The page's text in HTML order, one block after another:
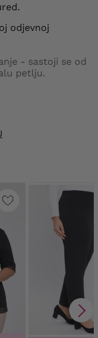
odjevnoj
- sastoji se od
petlju.